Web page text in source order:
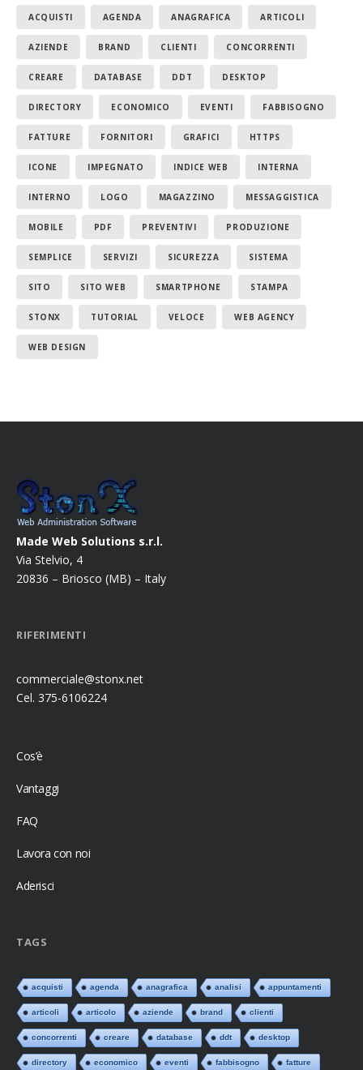
ACQUISTI AGENDA ANAGRAFICA ARTICOLI
AZIENDE BRAND CLIENTI CONCORRENTI
CREARE DATABASE DDT DESKTOP
DIRECTORY ECONOMICO EVENTI FABBISOGNO
FATTURE FORNITORI GRAFICI HTTPS
ICONE IMPEGNATO INDICE WEB INTERNA
INTERNO LOGO MAGAZZINO MESSAGGISTICA
MOBILE PDF PREVENTIVI PRODUZIONE
SEMPLICE SERVIZI SICUREZZA SISTEMA
SITO SITO WEB SMARTPHONE STAMPA
STONX TUTORIAL VELOCE WEB AGENCY
WEB DESIGN
Made Web Solutions s.r.l.
Via Stelvio, 4
20836 – Briosco (MB) – Italy
RIFERIMENTI
commerciale@stonx.net
Cel. 375-6106224
Cos’è
Vantaggi
FAQ
Lavora con noi
Aderisci
TAGS
acquisti agenda anagrafica analisi appuntamenti
articoli articolo aziende brand clienti
concorrenti creare database ddt desktop
directory economico eventi fabbisogno fatture